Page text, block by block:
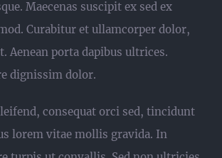
Maecenas suscipit ex sed ex
Curabitur et ullamcorper dolor,
Aenean porta dapibus ultrices.
dignissim dolor.
consequat orci sed, tincidunt
lorem vitae mollis gravida. In